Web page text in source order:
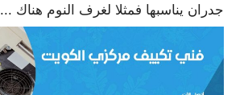
جدران يناسبها فمثلا لغرف النوم هناك ...